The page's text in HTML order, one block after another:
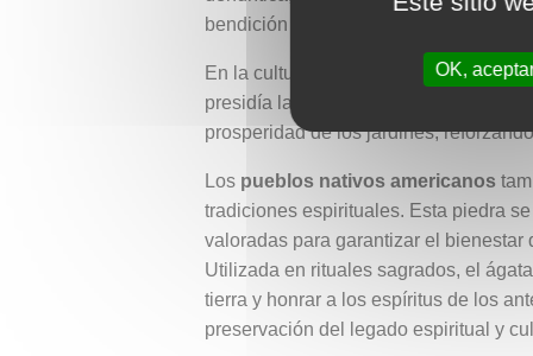
bendición para quienes vivían en
En la cultura
, el ágata
presidía la fertilidad y la regeneración
prosperidad de los jardines,
Los pueblos nativos americanos
tradiciones espirituales. Esta piedra
valoradas para garantizar el
Utilizada en rituales sagrados, el
tierra y honrar a los espíritus de los
preservación del legado espiritual y
OK,